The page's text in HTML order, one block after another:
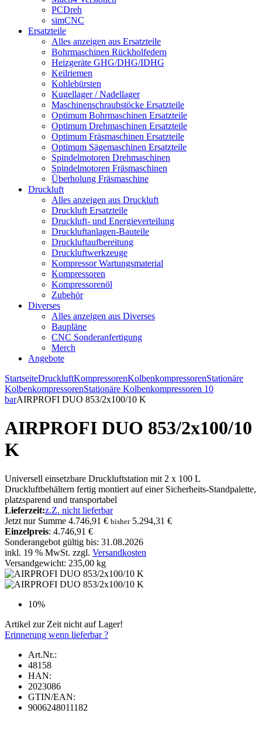
PCDreh
simCNC
Ersatzteile
Alles anzeigen aus Ersatzteile
Bohrmaschinen Rückholfedern
Heizgeräte GHG/DHG/IDHG
Keilriemen
Kohlebürsten
Kugellager / Nadellager
Maschinenschraubstöcke Ersatzteile
Optimum Bohrmaschinen Ersatzteile
Optimum Drehmaschinen Ersatzteile
Optimum Fräsmaschinen Ersatzteile
Optimum Sägemaschinen Ersatzteile
Spindelmotoren Drehmaschinen
Spindelmotoren Fräsmaschinen
Überholung Fräsmaschine
Druckluft
Alles anzeigen aus Druckluft
Druckluft Ersatzteile
Druckluft- und Energieverteilung
Druckluftanlagen-Bauteile
Druckluftaufbereitung
Druckluftwerkzeuge
Kompressor Wartungsmaterial
Kompressoren
Kompressorenöl
Zubehör
Diverses
Alles anzeigen aus Diverses
Baupläne
CNC Sonderanfertigung
Merch
Angebote
StartseiteDruckluftKompressorenKolbenkompressorenStationäre
KolbenkompressorenStationäre Kolbenkompressoren 10
barAIRPROFI DUO 853/2x100/10 K
AIRPROFI DUO 853/2x100/10
K
Universell einsetzbare Druckluftstation mit 2 x 100 L
Druckluftbehältern fertig montiert auf einer Sicherheits-Standpalette,
platzsparend und transportabel
Lieferzeit:z.Z. nicht lieferbar
Jetzt nur Summe 4.746,91 € bisher5.294,31 €
Einzelpreis: 4.746,91 €
Sonderangebot gültig bis: 31.08.2026
inkl. 19 % MwSt. zzgl. Versandkosten
Versandgewicht: 235,00 kg
10%
Artikel zur Zeit nicht auf Lager!
Erinnerung wenn lieferbar ?
Art.Nr.:
48158
HAN:
2023086
GTIN/EAN:
9006248011182